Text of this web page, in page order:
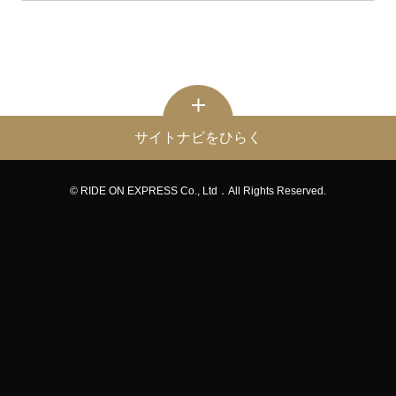
サイトナビをひらく
© RIDE ON EXPRESS Co., Ltd．All Rights Reserved.